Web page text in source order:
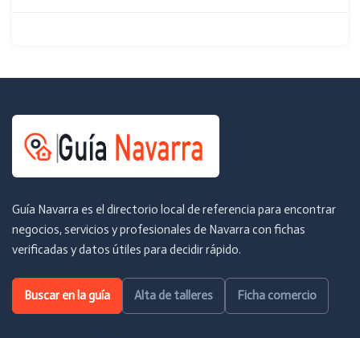
Guía Navarra es el directorio local de referencia para encontrar
negocios, servicios y profesionales de Navarra con fichas
verificadas y datos útiles para decidir rápido.
Buscar en la guía Alta de talleres Ficha comercio